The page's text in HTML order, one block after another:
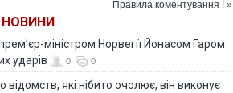
Правила коментування ! »
НОВИНИ
міністром Норвегії Йонасом Гаром
ударів
0 0
які нібито очолює, він виконує